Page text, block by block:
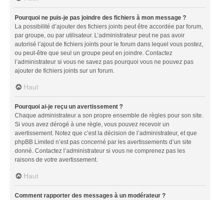
Pourquoi ne puis-je pas joindre des fichiers à mon message ?
La possibilité d’ajouter des fichiers joints peut être accordée par forum,
par groupe, ou par utilisateur. L’administrateur peut ne pas avoir
autorisé l’ajout de fichiers joints pour le forum dans lequel vous postez,
ou peut-être que seul un groupe peut en joindre. Contactez
l’administrateur si vous ne savez pas pourquoi vous ne pouvez pas
ajouter de fichiers joints sur un forum.
Haut
Pourquoi ai-je reçu un avertissement ?
Chaque administrateur a son propre ensemble de règles pour son site.
Si vous avez dérogé à une règle, vous pouvez recevoir un
avertissement. Notez que c’est la décision de l’administrateur, et que
phpBB Limited n’est pas concerné par les avertissements d’un site
donné. Contactez l’administrateur si vous ne comprenez pas les
raisons de votre avertissement.
Haut
Comment rapporter des messages à un modérateur ?